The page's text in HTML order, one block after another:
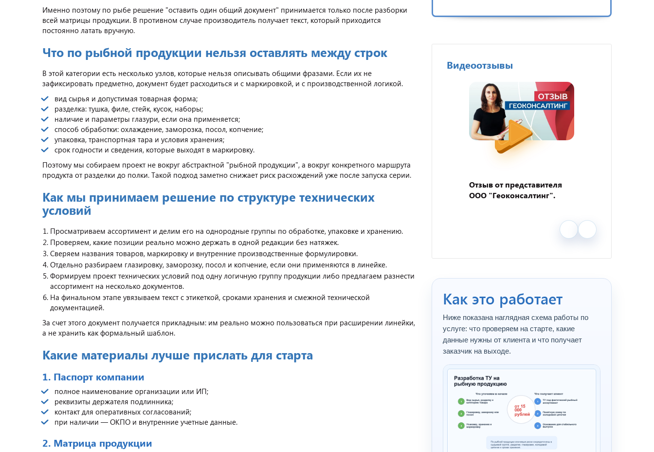
Именно поэтому по рыбе решение "оставить один общий документ" принимается только после разборки
всей матрицы продукции. В противном случае производитель получает текст, который приходится
постоянно латать вручную.
Что по рыбной продукции нельзя оставлять между строк
В этой категории есть несколько узлов, которые нельзя описывать общими фразами. Если их не
зафиксировать предметно, документ будет расходиться и с маркировкой, и с производственной логикой.
вид сырья и допустимая товарная форма;
разделка: тушка, филе, стейк, кусок, наборы;
наличие и параметры глазури, если она применяется;
способ обработки: охлаждение, заморозка, посол, копчение;
упаковка, транспортная тара и условия хранения;
срок годности и сведения, которые выходят в маркировку.
Поэтому мы собираем проект не вокруг абстрактной "рыбной продукции", а вокруг конкретного маршрута
продукта от разделки до полки. Такой подход заметно снижает риск расхождений уже после запуска серии.
Как мы принимаем решение по структуре технических
условий
Просматриваем ассортимент и делим его на однородные группы по обработке, упаковке и хранению.
Проверяем, какие позиции реально можно держать в одной редакции без натяжек.
Сверяем названия товаров, маркировку и внутренние производственные формулировки.
Отдельно разбираем глазировку, заморозку, посол и копчение, если они применяются в линейке.
Формируем проект технических условий под одну логичную группу продукции либо предлагаем разнести
ассортимент на несколько документов.
На финальном этапе увязываем текст с этикеткой, сроками хранения и смежной технической
документацией.
За счет этого документ получается прикладным: им реально можно пользоваться при расширении линейки,
а не хранить как формальный шаблон.
Какие материалы лучше прислать для старта
1. Паспорт компании
полное наименование организации или ИП;
реквизиты держателя подлинника;
контакт для оперативных согласований;
при наличии — ОКПО и внутренние учетные данные.
2. Матрица продукции
Видеоотзывы
кафе "Весна".
Отзыв от представителя
ООО "Геоконсалтинг".
Как это работает
Ниже показана наглядная схема работы по
услуге: что проверяем на старте, какие
данные нужны от клиента и что получает
заказчик на выходе.